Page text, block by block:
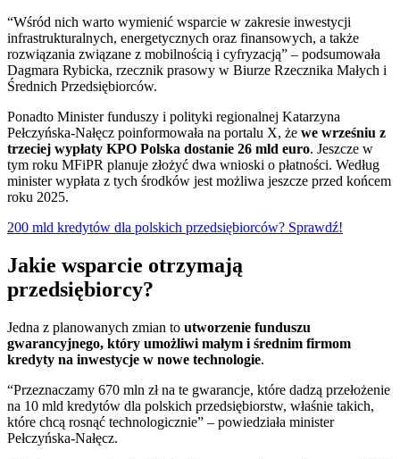
“Wśród nich warto wymienić wsparcie w zakresie inwestycji
infrastrukturalnych, energetycznych oraz finansowych, a także
rozwiązania związane z mobilnością i cyfryzacją” – podsumowała
Dagmara Rybicka, rzecznik prasowy w Biurze Rzecznika Małych i
Średnich Przedsiębiorców.
Ponadto Minister funduszy i polityki regionalnej Katarzyna
Pełczyńska-Nałęcz poinformowała na portalu X, że we wrześniu z
trzeciej wypłaty KPO Polska dostanie 26 mld euro. Jeszcze w
tym roku MFiPR planuje złożyć dwa wnioski o płatności. Według
minister wypłata z tych środków jest możliwa jeszcze przed końcem
roku 2025.
200 mld kredytów dla polskich przedsiębiorców? Sprawdź!
Jakie wsparcie otrzymają
przedsiębiorcy?
Jedna z planowanych zmian to utworzenie funduszu
gwarancyjnego, który umożliwi małym i średnim firmom
kredyty na inwestycje w nowe technologie.
“Przeznaczamy 670 mln zł na te gwarancje, które dadzą przełożenie
na 10 mld kredytów dla polskich przedsiębiorstw, właśnie takich,
które chcą rosnąć technologicznie” – powiedziała minister
Pełczyńska-Nałęcz.